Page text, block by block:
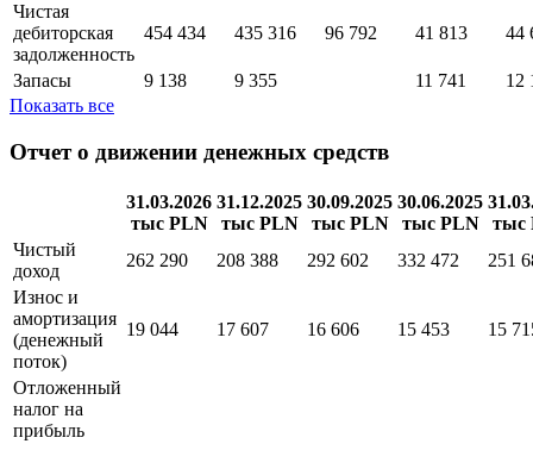
Чистая
дебиторская
задолженность
454 434 435 316 96 792 41 813 44
Запасы 9 138 9 355 11 741
12
Показать все
Отчет о движении денежных средств
31.03.2026
тыс PLN
31.12.2025
тыс PLN
30.09.2025
тыс PLN
30.06.2025
тыс PLN
тыс
Чистый
доход
262 290 208 388 292 602 332 472
251
Износ и
амортизация
(денежный
поток)
19 044 17 607 16 606 15 453 15
Отложенный
налог на
прибыль